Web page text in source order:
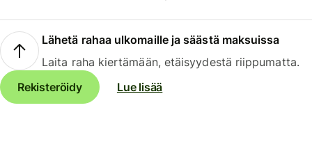
Lähetä rahaa ulkomaille ja säästä maksuissa
Laita raha kiertämään, etäisyydestä riippumatta.
Rekisteröidy
Lue lisää